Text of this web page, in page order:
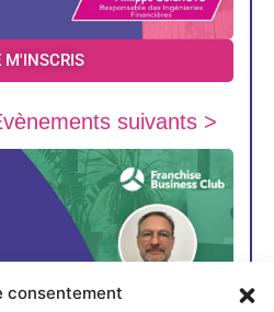
consentement
M'INSCRIS
suivants >